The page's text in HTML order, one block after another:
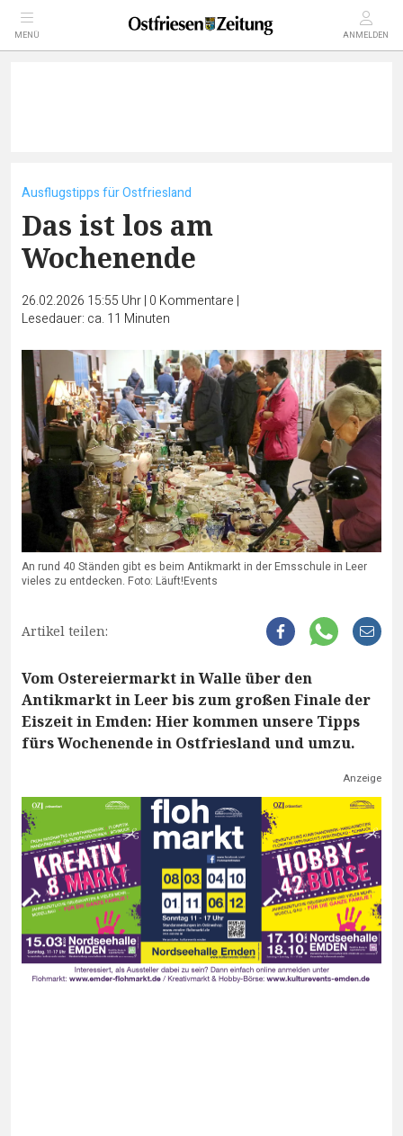
MENÜ ANMELDEN
Ausflugstipps für Ostfriesland
Das ist los am
Wochenende
26.02.2026 15:55 Uhr| 0 Kommentare |
Lesedauer: ca. 11 Minuten
An rund 40 Ständen gibt es beim Antikmarkt in der Emsschule in Leer
vieles zu entdecken. Foto: Läuft!Events
Artikel teilen:
Vom Ostereiermarkt in Walle über den
Antikmarkt in Leer bis zum großen Finale der
Eiszeit in Emden: Hier kommen unsere Tipps
fürs Wochenende in Ostfriesland und umzu.
Anzeige